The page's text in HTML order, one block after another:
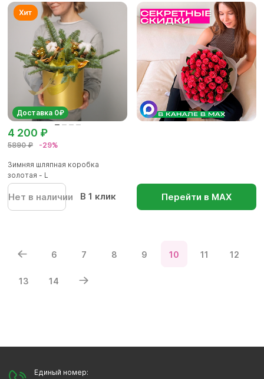
Доставка 0₽
5890 ₽ -29%
4 200 ₽
Зимняя шляпная коробка
золотая - L
Нет в наличии В 1 клик Перейти в МАХ
6 7 8 9 10 11 12
13 14
Единый номер: